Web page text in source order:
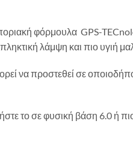
φόρμουλα GPS-
λάμψη και πιο υγιή
να προστεθεί σε
το σε φυσική βάση 6.0 ή